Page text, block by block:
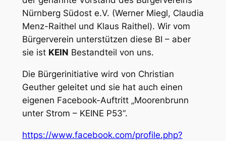
Nürnberg Südost e.V. (Werner Miegl, Claudia
Menz-Raithel und Klaus Raithel). Wir vom
Bürgerverein unterstützen diese BI – aber
sie ist KEIN Bestandteil von uns.
Die Bürgerinitiative wird von Christian
Geuther geleitet und sie hat auch einen
eigenen Facebook-Auftritt „Moorenbrunn
unter Strom – KEINE P53“.
https://www.facebook.com/profile.php?